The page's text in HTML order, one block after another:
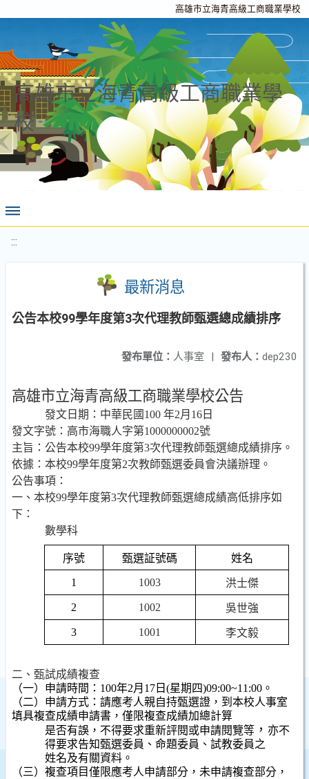
高雄市立海青高級工商職業學校
高雄市立海青高級工商職業學
校
:::
最新消息
公告本校99學年度第3次代理教師甄選總成績排序
發布人： dep230
發布單位： 人事室 |
高雄市立海青高級工商職業學校公告
發文日期：中華民國 100 年2月 16 日
發文字號：高市海職人字第1000000002號
主旨： 公告本校99學年度第3次代理教師甄選總成績排序。
依據：本校99學年度第2次教師甄選委員會決議辦理。
公告事項 ：
一、本校99學年度第3次代理教師甄選總成績高低排序如
下 ：
數學科
序號 甄選証號碼 姓名
1 1003 洪士傑
2 1002 吳世強
3 1001 李文毅
二、 甄試成績複查
（一）申請時間： 100年2月 17 日 (星期四)09:00~11:00 。
（二）申請方式：請應考人親自持甄選證，到本校人事室
填具複查成績申請書，僅限複查成績加總計算
是否有誤，不得要求重新評閱或申請閱覽等 ， 亦不
得要求告知甄選委員、命題委員、試教委員之
姓名及有關資料。
（三）複查項目僅限應考人申請部分，未申請複查部分，